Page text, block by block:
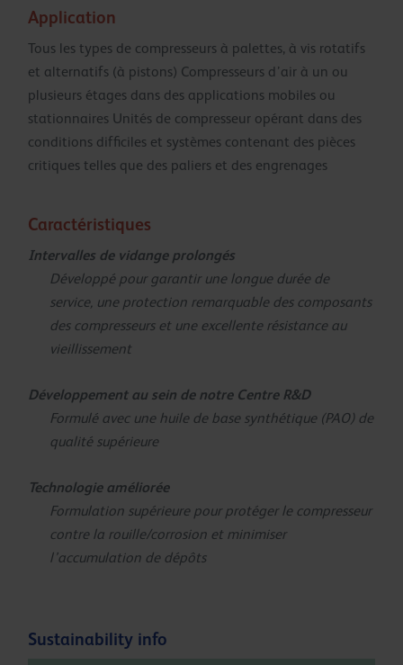
Application
Tous les types de compresseurs à palettes, à vis rotatifs
et alternatifs (à pistons) Compresseurs d’air à un ou
plusieurs étages dans des applications mobiles ou
stationnaires Unités de compresseur opérant dans des
conditions difficiles et systèmes contenant des pièces
critiques telles que des paliers et des engrenages
Caractéristiques
Intervalles de vidange prolongés
Développé pour garantir une longue durée de
service, une protection remarquable des composants
des compresseurs et une excellente résistance au
vieillissement
Développement au sein de notre Centre R&D
Formulé avec une huile de base synthétique (PAO) de
qualité supérieure
Technologie améliorée
Formulation supérieure pour protéger le compresseur
contre la rouille/corrosion et minimiser
l’accumulation de dépôts
Sustainability info